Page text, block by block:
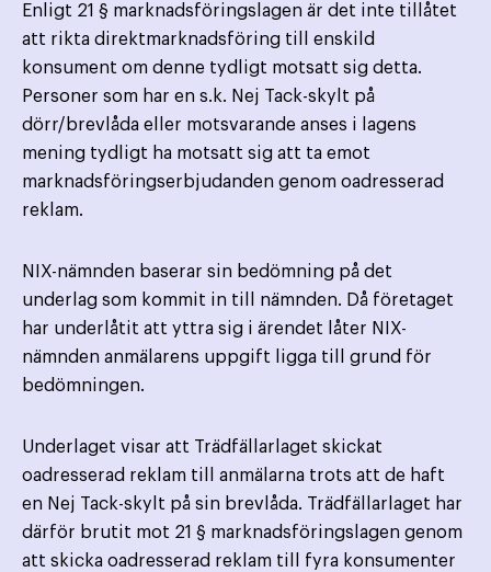
Enligt 21 § marknadsföringslagen är det inte tillåtet
att rikta direktmarknadsföring till enskild
konsument om denne tydligt motsatt sig detta.
Personer som har en s.k. Nej Tack-skylt på
dörr/brevlåda eller motsvarande anses i lagens
mening tydligt ha motsatt sig att ta emot
marknadsföringserbjudanden genom oadresserad
reklam.
NIX-nämnden baserar sin bedömning på det
underlag som kommit in till nämnden. Då företaget
har underlåtit att yttra sig i ärendet låter NIX-
nämnden anmälarens uppgift ligga till grund för
bedömningen.
Underlaget visar att Trädfällarlaget skickat
oadresserad reklam till anmälarna trots att de haft
en Nej Tack-skylt på sin brevlåda. Trädfällarlaget har
därför brutit mot 21 § marknadsföringslagen genom
att skicka oadresserad reklam till fyra konsumenter